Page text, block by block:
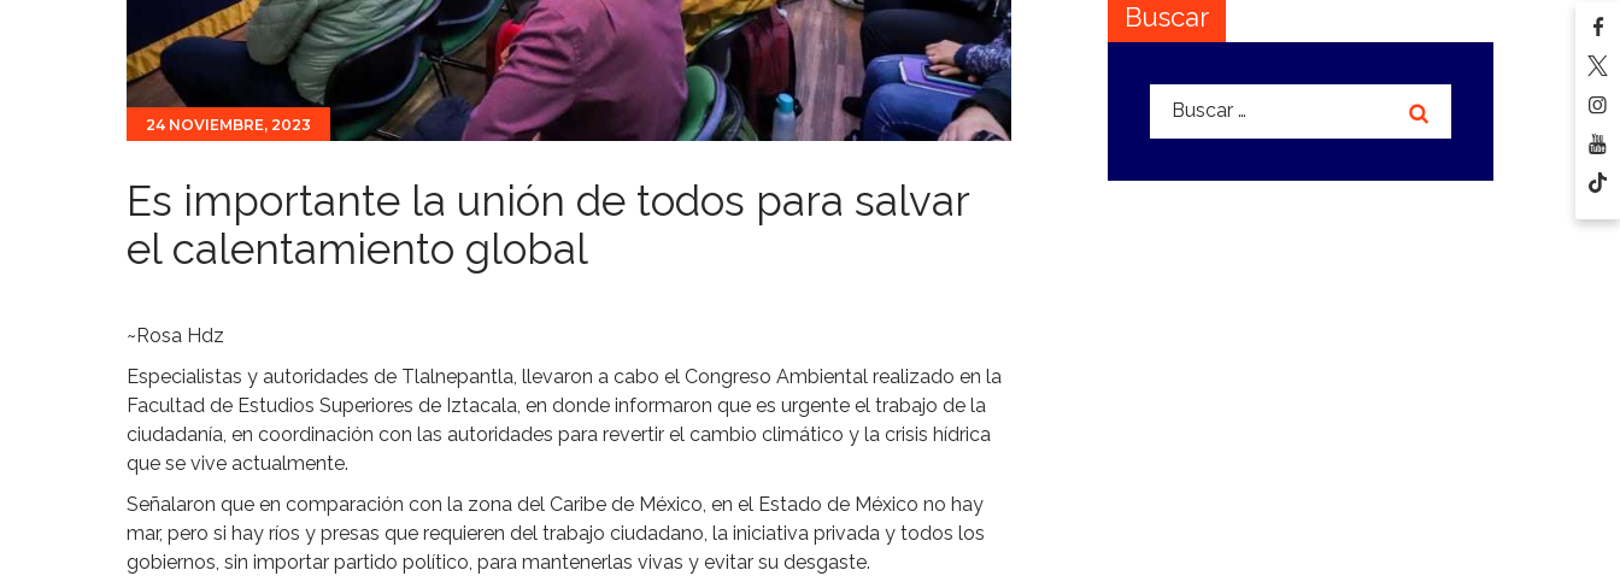
24 NOVIEMBRE, 2023
Es importante la unión de todos para salvar
el calentamiento global
~Rosa Hdz
Especialistas y autoridades de Tlalnepantla, llevaron a cabo el Congreso Ambiental realizado en la
Facultad de Estudios Superiores de Iztacala, en donde informaron que es urgente el trabajo de la
ciudadanía, en coordinación con las autoridades para revertir el cambio climático y la crisis hídrica
que se vive actualmente.
Señalaron que en comparación con la zona del Caribe de México, en el Estado de México no hay
mar, pero si hay ríos y presas que requieren del trabajo ciudadano, la iniciativa privada y todos los
gobiernos, sin importar partido político, para mantenerlas vivas y evitar su desgaste.
Buscar
Buscar: